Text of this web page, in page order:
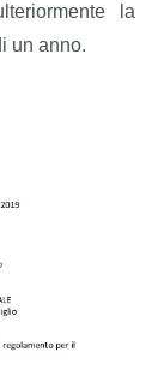
la
un anno.